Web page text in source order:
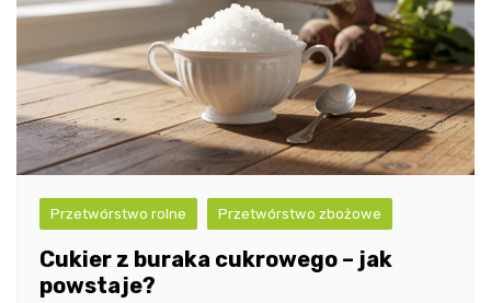
Przetwórstwo rolne Przetwórstwo zbożowe
Cukier z buraka cukrowego – jak
powstaje?